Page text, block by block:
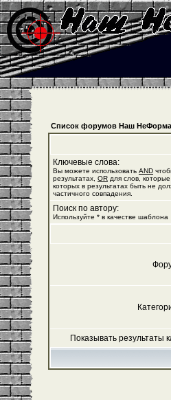
Список форумов Наш
Ключевые слова:
Вы можете использовать AND
результатах, OR для слов,
которых в результатах быть не
частичного совпадения.
Поиск по автору:
Используйте * в качестве шаблона
Показывать результаты